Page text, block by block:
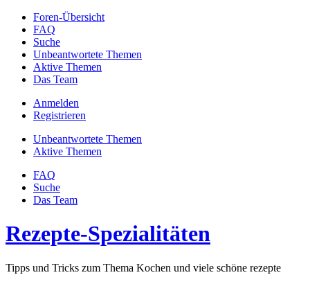
Foren-Übersicht
FAQ
Suche
Unbeantwortete Themen
Aktive Themen
Das Team
Anmelden
Registrieren
Unbeantwortete Themen
Aktive Themen
FAQ
Suche
Das Team
Rezepte-Spezialitäten
Tipps und Tricks zum Thema Kochen und viele schöne rezepte